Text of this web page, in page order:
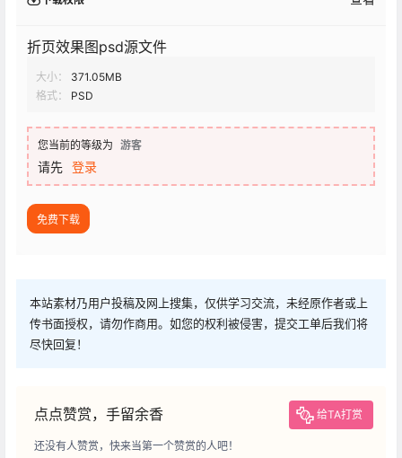
折页效果图psd源文件
大小：
371.05MB
格式：
PSD
您当前的等级为 游客
请先 登录
免费下载
本站素材乃用户投稿及网上搜集，仅供学习交流，未经原作者或上
传书面授权，请勿作商用。如您的权利被侵害，提交工单后我们将
尽快回复！
点点赞赏，手留余香 给TA打赏
还没有人赞赏，快来当第一个赞赏的人吧！